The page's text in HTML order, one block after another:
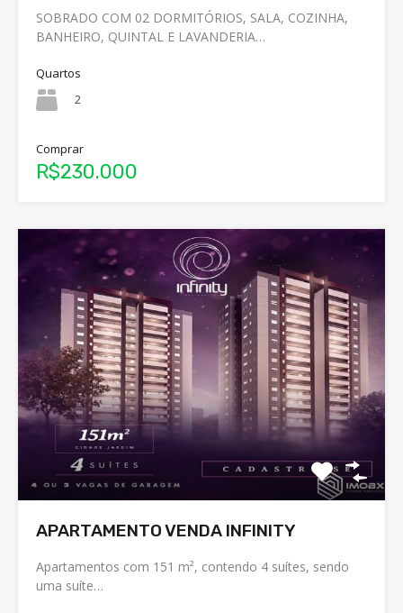
SOBRADO COM 02 DORMITÓRIOS, SALA, COZINHA,
BANHEIRO, QUINTAL E LAVANDERIA…
Quartos
2
Comprar
R$230.000
APARTAMENTO VENDA INFINITY
Apartamentos com 151 m², contendo 4 suítes, sendo
uma suíte…